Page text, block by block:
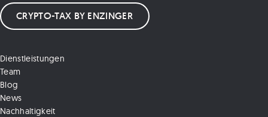
Dienstleistungen
Team
Blog
News
Nachhaltigkeit
CRYPTO-TAX BY ENZINGER